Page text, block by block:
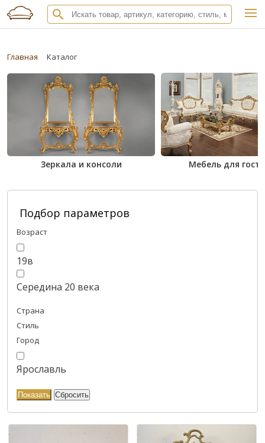
Главная Каталог
Зеркала и консоли Мебель для
Подбор параметров
Возраст
19в
Середина 20 века
Страна
Стиль
Город
Ярославль